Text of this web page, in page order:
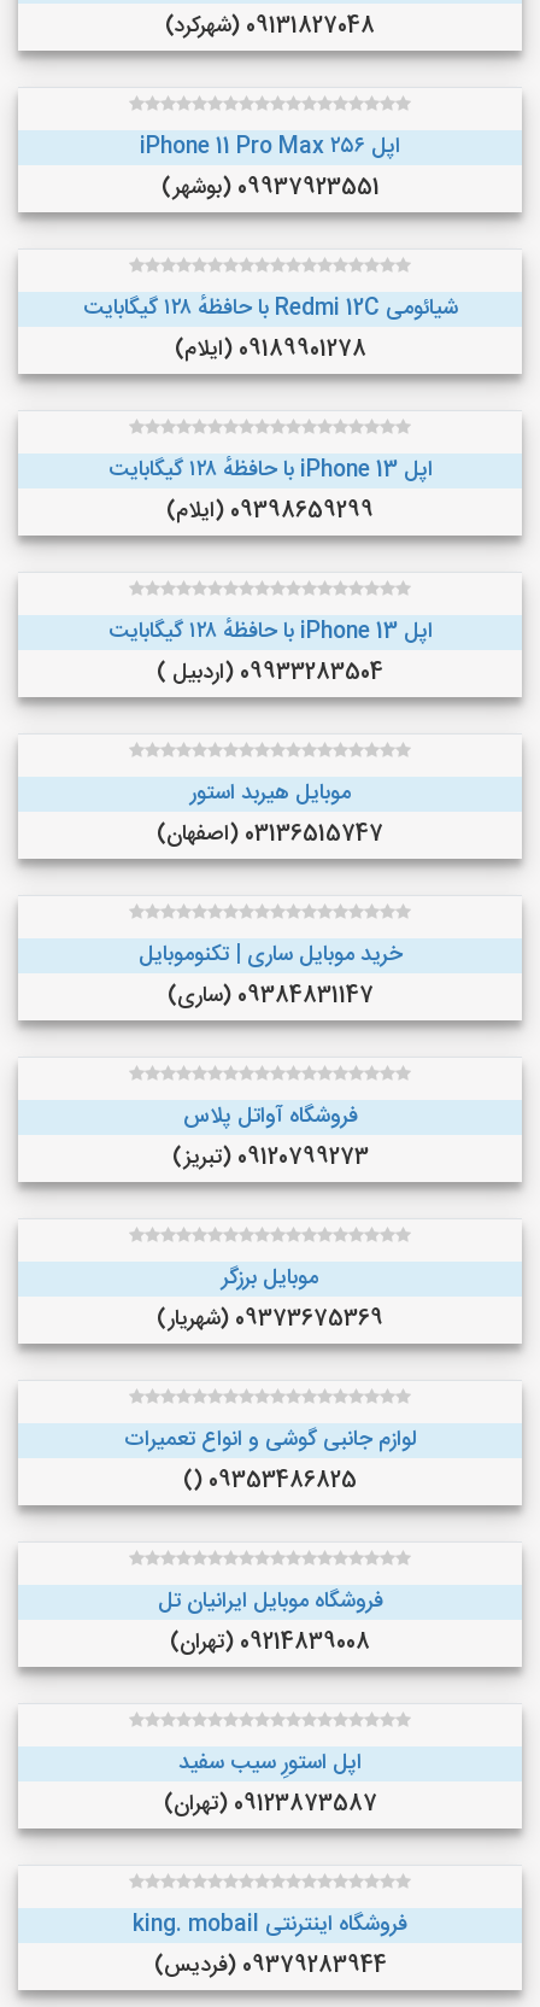
09131827048 (شهرکرد)
اپل iPhone 11 Pro Max ۲۵۶
09937923551 (بوشهر)
شیائومی Redmi 12C با حافظهٔ ۱۲۸ گیگابایت
09189901278 (ایلام)
اپل iPhone 13 با حافظهٔ ۱۲۸ گیگابایت
09398659299 (ایلام)
اپل iPhone 13 با حافظهٔ ۱۲۸ گیگابایت
09933283504 (اردبیل )
موبایل هیربد استور
03136515747 (اصفهان)
خرید موبایل ساری | تکنوموبایل
09384831147 (ساری)
فروشگاه آواتل پلاس
09120799273 (تبریز)
موبایل برزگر
09373675369 (شهریار)
لوازم جانبی گوشی و انواع تعمیرات
09353486825 ()
فروشگاه موبایل ایرانیان تل
09214839008 (تهران)
اپل استورِ سیب سفید
09123873587 (تهران)
فروشگاه اینترنتی king. mobail
09379283944 (فردیس)